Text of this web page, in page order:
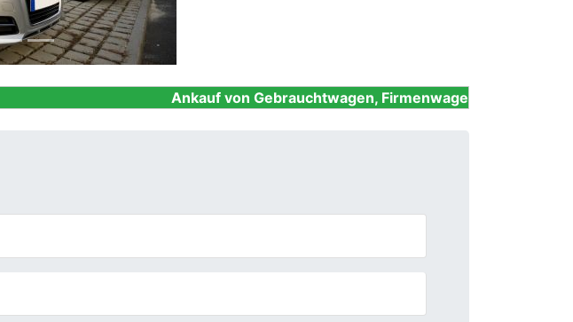
Ankauf von Gebrauchtwagen, Firmenwagen, Unfallwagen,